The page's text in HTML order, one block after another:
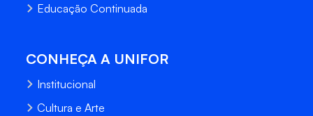
Educação Continuada
CONHEÇA A UNIFOR
Institucional
Cultura e Arte